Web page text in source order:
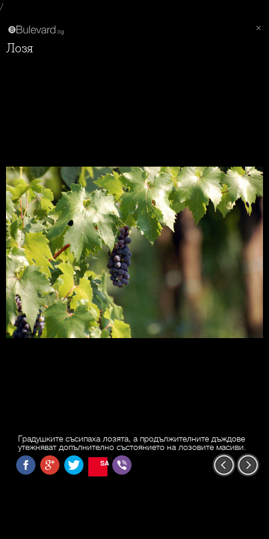
/
Лозя
Градушките съсипаха лозята, а продължителните дъждове
утежняват допълнително състоянието на лозовите масиви.
SAVE